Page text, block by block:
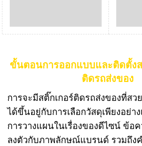
ขั้นตอนการออกแบบและติดตั้ง
ติดรถส่งของ
การจะมีสติ๊กเกอร์ติดรถส่งของที่สว
ได้ขึ้นอยู่กับการเลือกวัสดุเพียงอย่า
การวางแผนในเรื่องของดีไซน์ ข้อ
ลงตัวกับภาพลักษณ์แบรนด์ รวมถึง